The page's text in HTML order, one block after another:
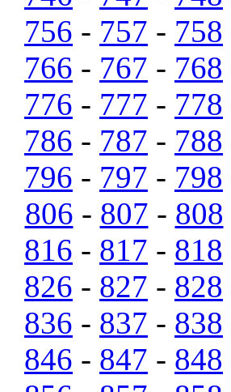
756 - 757 - 758
766 - 767 - 768
776 - 777 - 778
786 - 787 - 788
796 - 797 - 798
806 - 807 - 808
816 - 817 - 818
826 - 827 - 828
836 - 837 - 838
846 - 847 - 848